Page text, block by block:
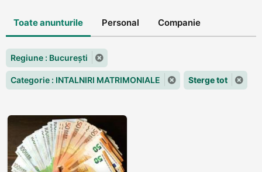
Toate anunturile Personal Companie
Regiune : Bucureşti
Categorie : INTALNIRI MATRIMONIALE Sterge tot